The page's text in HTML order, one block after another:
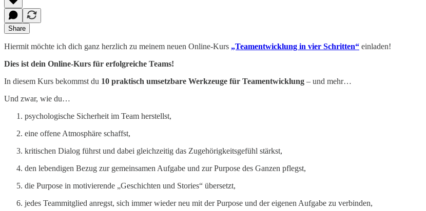
Share
Hiermit möchte ich dich ganz herzlich zu meinem neuen Online-Kurs „Teamentwicklung in vier Schritten“ einladen!
Dies ist dein Online-Kurs für erfolgreiche Teams!
In diesem Kurs bekommst du 10 praktisch umsetzbare Werkzeuge für Teamentwicklung – und mehr…
Und zwar, wie du…
psychologische Sicherheit im Team herstellst,
eine offene Atmosphäre schaffst,
kritischen Dialog führst und dabei gleichzeitig das Zugehörigkeitsgefühl stärkst,
den lebendigen Bezug zur gemeinsamen Aufgabe und zur Purpose des Ganzen pflegst,
die Purpose in motivierende „Geschichten und Stories“ übersetzt,
jedes Teammitglied anregst, sich immer wieder neu mit der Purpose und der eigenen Aufgabe zu verbinden,